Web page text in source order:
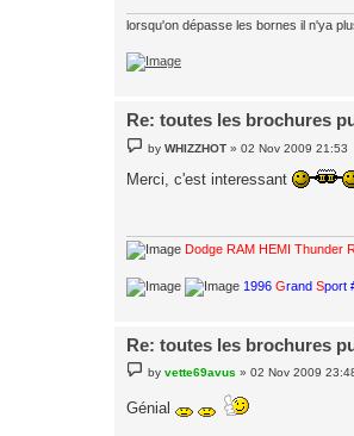
lorsqu'on dépasse les bornes il n'ya
Re: toutes les brochures
P
o
t
byWHIZZHOT »02 Nov 2009 21:53
Merci, c'est interessant
Dodge RAM HEMI Thunder
1996 Grand Sport
Re: toutes les brochures
P
o
t
byvette69avus »02 Nov 2009
Génial